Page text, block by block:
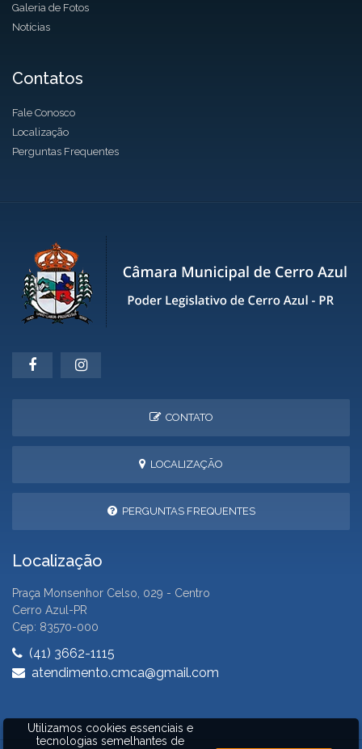
Galeria de Fotos
Notícias
Contatos
Fale Conosco
Localização
Perguntas Frequentes
CONTATO
LOCALIZAÇÃO
PERGUNTAS FREQUENTES
Localização
Praça Monsenhor Celso, 029 - Centro
Cerro Azul-PR
Cep: 83570-000
(41) 3662-1115
atendimento.cmca@gmail.com
Utilizamos cookies essenciais e
tecnologias semelhantes de